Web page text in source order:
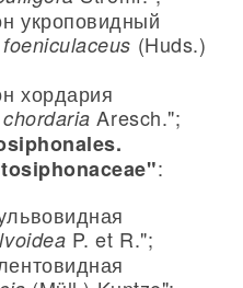
укроповидный
(Huds.)
хордария
Aresch.";
:
P. et R.";